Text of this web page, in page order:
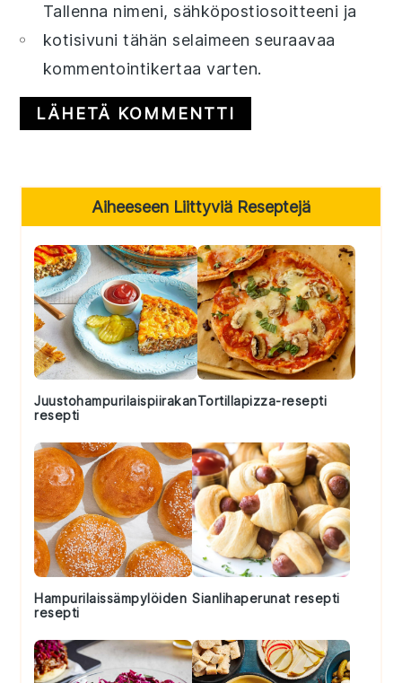
Tallenna nimeni, sähköpostiosoitteeni ja
kotisivuni tähän selaimeen seuraavaa
kommentointikertaa varten.
Primary
Sidebar
Aiheeseen Liittyviä Reseptejä
Juustohampurilaispiirakan
resepti
Tortillapizza-resepti
Hampurilaissämpylöiden
resepti
Sianlihaperunat resepti